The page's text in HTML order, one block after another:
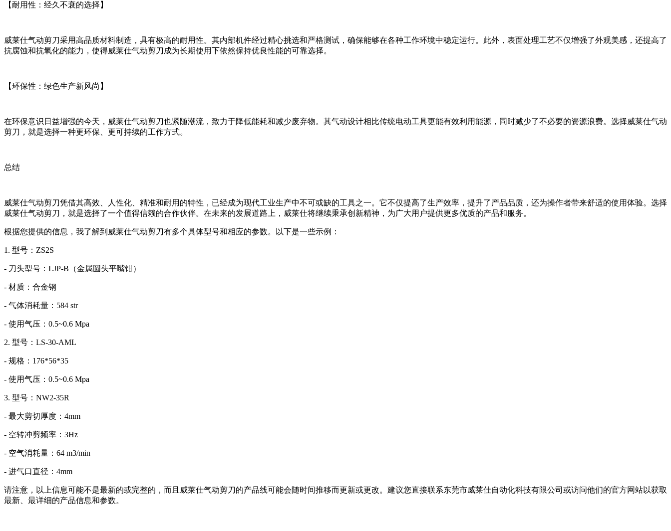
【耐用性：经久不衰的选择】
威莱仕气动剪刀采用高品质材料制造，具有极高的耐用性。其内部机件经过精心挑选和严格测试，确保能够在各种工作环境中稳定运行。此外，表面处理工艺不仅增强了外观美感，还提高了
抗腐蚀和抗氧化的能力，使得威莱仕气动剪刀成为长期使用下依然保持优良性能的可靠选择。
【环保性：绿色生产新风尚】
在环保意识日益增强的今天，威莱仕气动剪刀也紧随潮流，致力于降低能耗和减少废弃物。其气动设计相比传统电动工具更能有效利用能源，同时减少了不必要的资源浪费。选择威莱仕气动
剪刀，就是选择一种更环保、更可持续的工作方式。
总结
威莱仕气动剪刀凭借其高效、人性化、精准和耐用的特性，已经成为现代工业生产中不可或缺的工具之一。它不仅提高了生产效率，提升了产品品质，还为操作者带来舒适的使用体验。选择
威莱仕气动剪刀，就是选择了一个值得信赖的合作伙伴。在未来的发展道路上，威莱仕将继续秉承创新精神，为广大用户提供更多优质的产品和服务。
根据您提供的信息，我了解到威莱仕气动剪刀有多个具体型号和相应的参数。以下是一些示例：
1. 型号：ZS2S
- 刀头型号：LJP-B（金属圆头平嘴钳）
- 材质：合金钢
- 气体消耗量：584 str
- 使用气压：0.5~0.6 Mpa
2. 型号：LS-30-AML
- 规格：176*56*35
- 使用气压：0.5~0.6 Mpa
3. 型号：NW2-35R
- 最大剪切厚度：4mm
- 空转冲剪频率：3Hz
- 空气消耗量：64 m3/min
- 进气口直径：4mm
请注意，以上信息可能不是最新的或完整的，而且威莱仕气动剪刀的产品线可能会随时间推移而更新或更改。建议您直接联系东莞市威莱仕自动化科技有限公司或访问他们的官方网站以获取
最新、最详细的产品信息和参数。